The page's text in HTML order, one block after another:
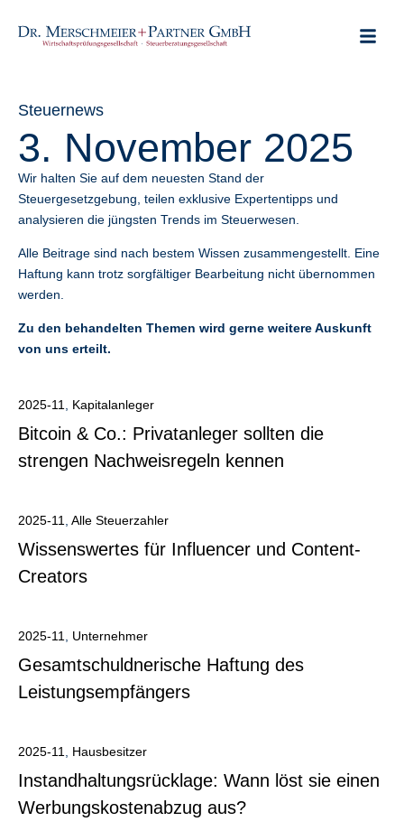
Steuernews
3. November 2025
Wir halten Sie auf dem neuesten Stand der
Steuergesetzgebung, teilen exklusive Expertentipps und
analysieren die jüngsten Trends im Steuerwesen.
Alle Beitrage sind nach bestem Wissen zusammengestellt. Eine
Haftung kann trotz sorgfältiger Bearbeitung nicht übernommen
werden.
Zu den behandelten Themen wird gerne weitere Auskunft
von uns erteilt.
2025-11 Kapitalanleger
Bitcoin & Co.: Privatanleger sollten die
strengen Nachweisregeln kennen
2025-11 Alle Steuerzahler
Wissenswertes für Influencer und Content-
Creators
2025-11 Unternehmer
Gesamtschuldnerische Haftung des
Leistungsempfängers
2025-11 Hausbesitzer
Instandhaltungsrücklage: Wann löst sie einen
Werbungskostenabzug aus?